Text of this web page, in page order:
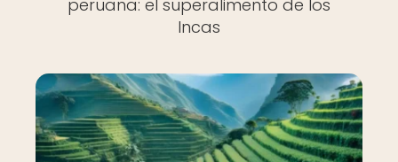
peruana: el superalimento de los
Incas